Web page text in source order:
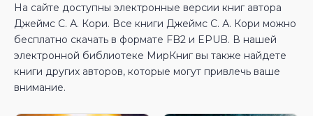
На сайте доступны электронные версии книг автора
Джеймс С. А. Кори. Все книги Джеймс С. А. Кори можно
бесплатно скачать в формате FB2 и EPUB. В нашей
электронной библиотеке МирКниг вы также найдете
книги других авторов, которые могут привлечь ваше
внимание.